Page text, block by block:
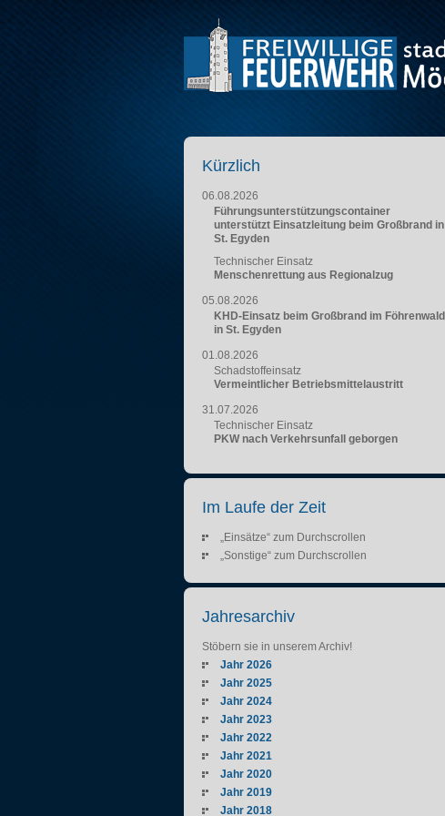
Kürzlich
06.08.2026
Führungsunterstützungscontainer
unterstützt Einsatzleitung beim Großbrand in
St. Egyden
Technischer Einsatz
Menschenrettung aus Regionalzug
05.08.2026
KHD-Einsatz beim Großbrand im Föhrenwald
in St. Egyden
01.08.2026
Schadstoffeinsatz
Vermeintlicher Betriebsmittelaustritt
31.07.2026
Technischer Einsatz
PKW nach Verkehrsunfall geborgen
Im Laufe der Zeit
„Einsätze“ zum Durchscrollen
„Sonstige“ zum Durchscrollen
Jahresarchiv
Stöbern sie in unserem Archiv!
Jahr 2026
Jahr 2025
Jahr 2024
Jahr 2023
Jahr 2022
Jahr 2021
Jahr 2020
Jahr 2019
Jahr 2018